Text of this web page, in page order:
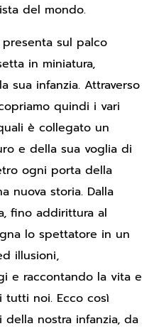
del mondo.
sul palco
in miniatura,
sua infanzia. Attraverso
quindi i vari
è collegato un
e della sua voglia di
ogni porta della
nuova storia. Dalla
fino addirittura al
lo spettatore in un
illusioni,
e raccontando la vita e
tutti noi. Ecco così
nostra infanzia, da